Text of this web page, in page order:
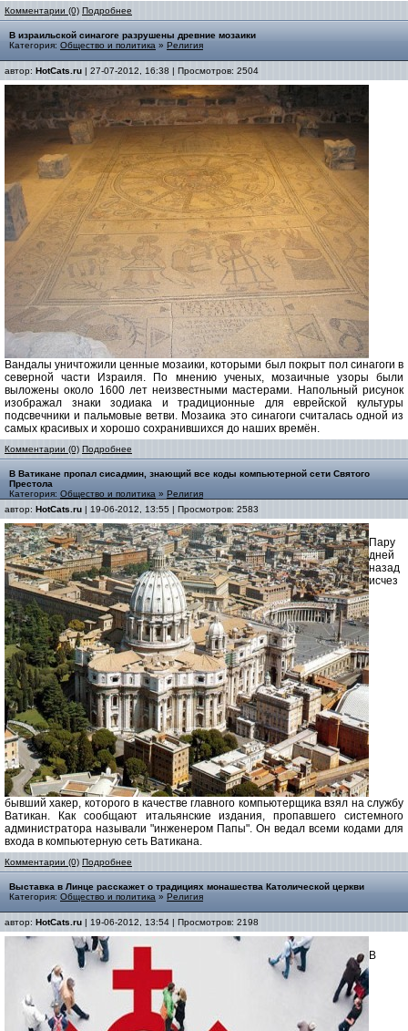
Комментарии (0) Подробнее
В израильской синагоге разрушены древние мозаики
Категория: Общество и политика » Религия
автор: HotCats.ru | 27-07-2012, 16:38 | Просмотров: 2504
Вандалы уничтожили ценные мозаики, которыми был покрыт пол синагоги в
северной части Израиля. По мнению ученых, мозаичные узоры были
выложены около 1600 лет неизвестными мастерами. Напольный рисунок
изображал знаки зодиака и традиционные для еврейской культуры
подсвечники и пальмовые ветви. Мозаика это синагоги считалась одной из
самых красивых и хорошо сохранившихся до наших времён.
Комментарии (0) Подробнее
В Ватикане пропал сисадмин, знающий все коды компьютерной сети Святого
Престола
Категория: Общество и политика » Религия
автор: HotCats.ru | 19-06-2012, 13:55 | Просмотров: 2583
Пару
дней
назад
исчез
бывший хакер, которого в качестве главного компьютерщика взял на службу
Ватикан. Как сообщают итальянские издания, пропавшего системного
администратора называли "инженером Папы". Он ведал всеми кодами для
входа в компьютерную сеть Ватикана.
Комментарии (0) Подробнее
Выставка в Линце расскажет о традициях монашества Католической церкви
Категория: Общество и политика » Религия
автор: HotCats.ru | 19-06-2012, 13:54 | Просмотров: 2198
В